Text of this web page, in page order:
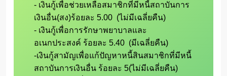
- เงินกู้เพื่อช่วยเหลือสมาชิกที่มีหนี้สถาบันการ
เงินอื่น(สง)ร้อยละ 5.00  (ไม่มีเฉลี่ยคืน)
- เงินกู้เพื่อการรักษาพยาบาลและ
อเนกประสงค์ ร้อยละ 5.40  (มีเฉลี่ยคืน)
-เงินกู้สามัญเพื่อแก้ปัญหาหนี้สินสมาชิกที่มีหนี้
สถาบันการเงินอื่น ร้อยละ 5(ไม่มีเฉลี่ยคืน)